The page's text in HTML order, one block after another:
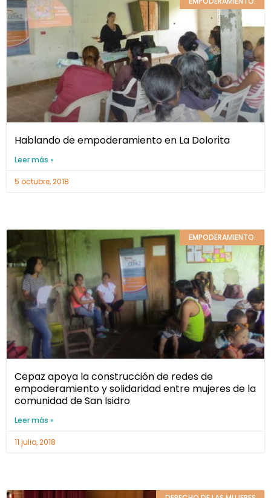
Hablando de empoderamiento en La Dolorita
Leer más »
5 octubre, 2018
EMPODERAMIENTO.
Cepaz apoya la construcción de redes de
empoderamiento y solidaridad entre mujeres de la
comunidad de San Isidro
Leer más »
11 julio, 2018